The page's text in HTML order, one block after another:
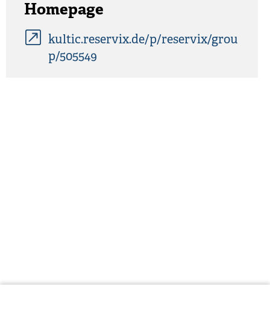
Homepage
kultic.reservix.de/p/reservix/grou
p/505549